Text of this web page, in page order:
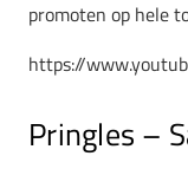
promoten op hele
https://
Pringles –